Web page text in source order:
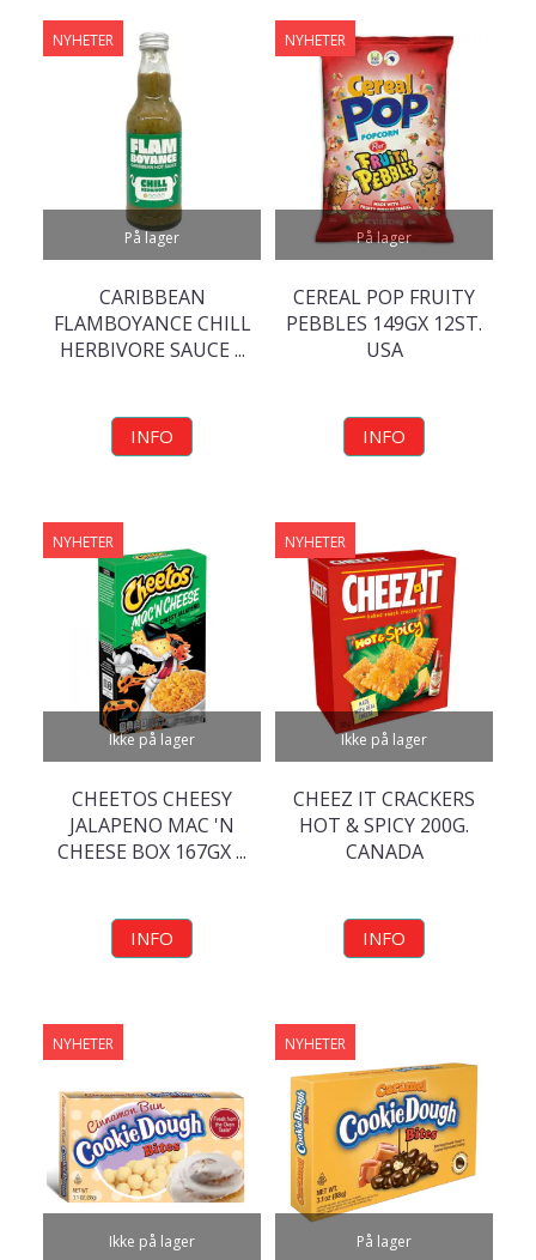
På lager
NYHETER
CARIBBEAN
FLAMBOYANCE CHILL
HERBIVORE SAUCE ...
INFO
På lager
NYHETER
CEREAL POP FRUITY
PEBBLES 149GX 12ST.
USA
INFO
Ikke på lager
NYHETER
CHEETOS CHEESY
JALAPENO MAC 'N
CHEESE BOX 167GX ...
INFO
Ikke på lager
NYHETER
CHEEZ IT CRACKERS
HOT & SPICY 200G.
CANADA
INFO
Ikke på lager
NYHETER
På lager
NYHETER